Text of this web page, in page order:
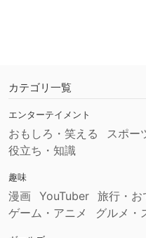
カテゴリ一覧
エンターテイメント
おもしろ・笑える スポー
役立ち・知識
趣味
漫画 YouTuber 旅行・お
ゲーム・アニメ
グルメ・